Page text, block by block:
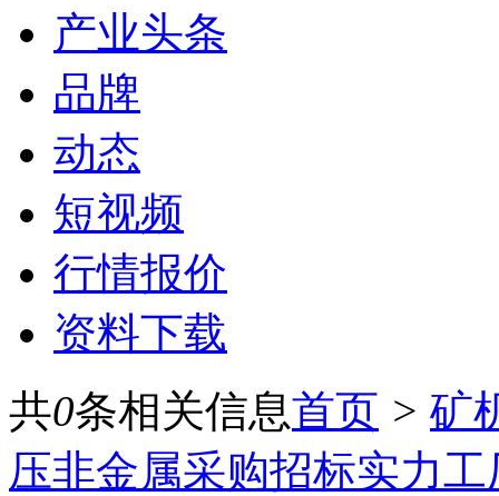
产业头条
品牌
动态
短视频
行情报价
资料下载
共0条相关信息首页 > 矿
压非金属采购招标实力工